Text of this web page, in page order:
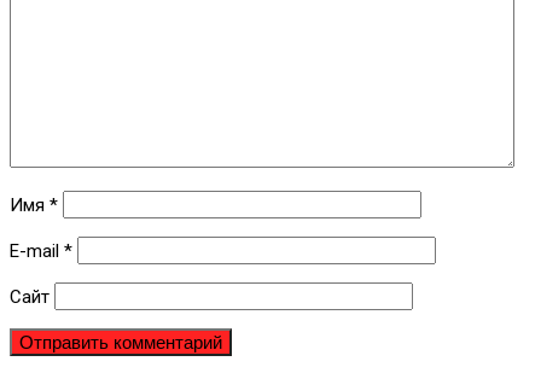
Имя *
E-mail *
Сайт